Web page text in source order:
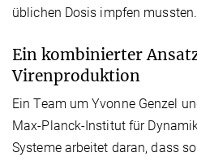
üblichen Dosis impfen mussten.
Ein kombinierter
Virenproduktion
Ein Team um Yvonne Genzel
Max-Planck-Institut für
Systeme arbeitet daran, dass